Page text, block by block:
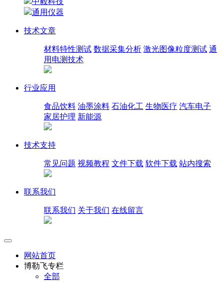
通用仪器
技术文章
材料特性测试 数据采集分析 激光图像粒度测试 通
用电测技术
行业应用
食品饮料 油墨涂料 石油化工 生物医疗 汽车电子
家居护理 新能源
技术支持
常见问题 视频教程 文件下载 软件下载 站内搜索
联系我们
联系我们 关于我们 在线留言
网站首页
博勒飞专栏
全部